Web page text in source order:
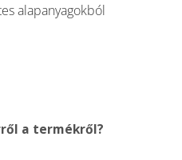
alapanyagokból
a termékről?